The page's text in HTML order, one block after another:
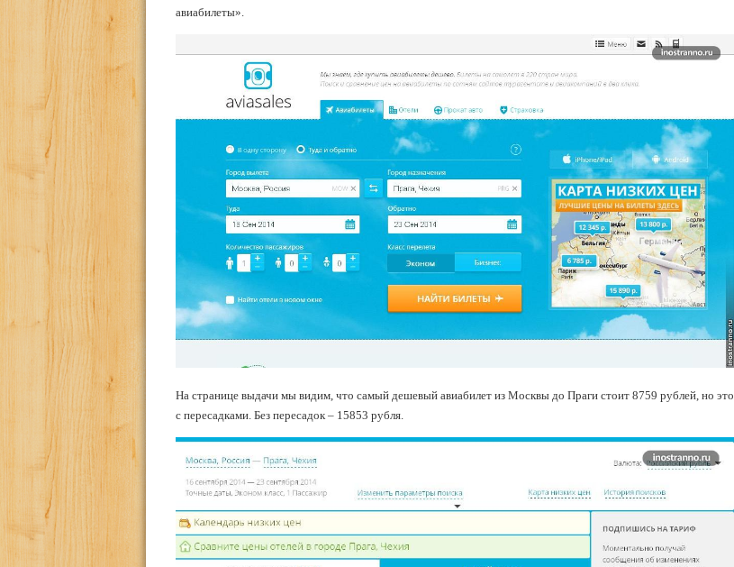
авиабилеты».
На странице выдачи мы видим, что самый дешевый авиабилет из Москвы до Праги стоит 8759 рублей, но это
с пересадками. Без пересадок – 15853 рубля.